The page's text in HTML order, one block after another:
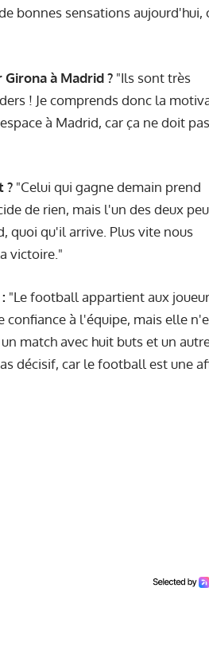
bonnes sensations aujourd'hui,
à Madrid ? "Ils sont très
! Je comprends donc la
à Madrid, car ça ne doit
? "Celui qui gagne demain prend
de rien, mais l'un des deux
quoi qu'il arrive. Plus vite nous
victoire."
"Le football appartient aux
confiance à l'équipe, mais elle
match avec huit buts et un
décisif, car le football est une